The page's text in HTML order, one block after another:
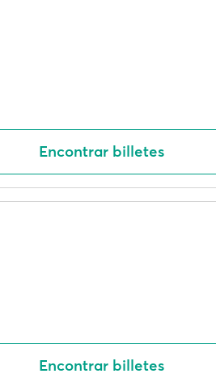
Encontrar billetes
Encontrar billetes